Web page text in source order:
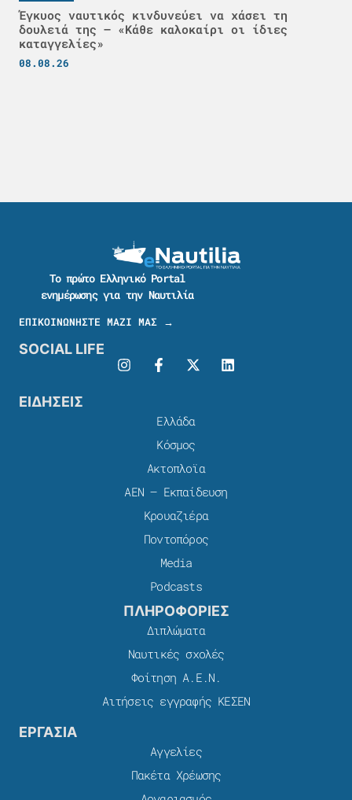
Έγκυος ναυτικός κινδυνεύει να χάσει τη
δουλειά της – «Κάθε καλοκαίρι οι ίδιες
καταγγελίες»
08.08.26
Το πρώτο Ελληνικό Portal
ενημέρωσης για την Ναυτιλία
ΕΠΙΚΟΙΝΩΝΗΣΤΕ ΜΑΖΙ ΜΑΣ →
SOCIAL LIFE
ΕΙΔΗΣΕΙΣ
Ελλάδα
Κόσμος
Ακτοπλοϊα
ΑΕΝ – Εκπαίδευση
Κρουαζιέρα
Ποντοπόρος
Media
Podcasts
ΠΛΗΡΟΦΟΡΙΕΣ
Διπλώματα
Ναυτικές σχολές
Φοίτηση Α.Ε.Ν.
Αιτήσεις εγγραφής ΚΕΣΕΝ
ΕΡΓΑΣΙΑ
Αγγελίες
Πακέτα Χρέωσης​